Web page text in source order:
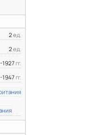
2 ед.
2 ед.
1927гг.
1947гг.